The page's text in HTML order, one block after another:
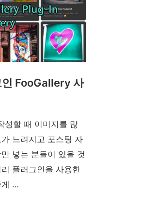
인 FooGallery 사
성할 때 이미지를 많
느려지고 포스팅 자
넣는 분들이 있을 것
플러그인을 사용한
게 …